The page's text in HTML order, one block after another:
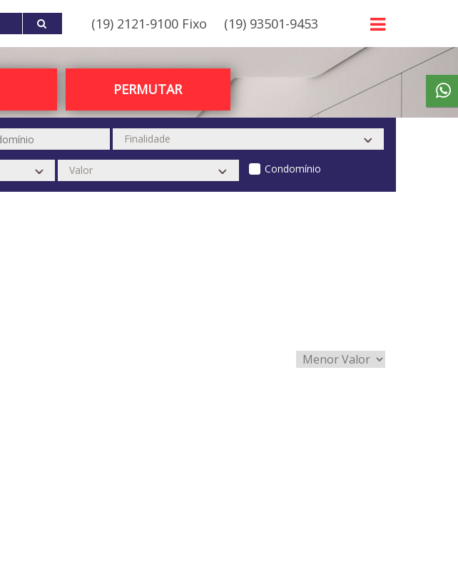
(19) 2121-9100 Fixo (19) 93501-9453
PERMUTAR
Condomínio